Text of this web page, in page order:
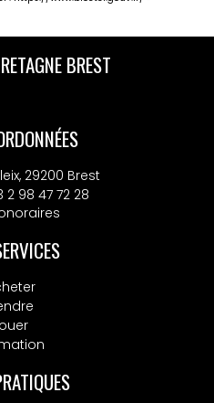
BREST
29200 Brest
2 98 47 72 28